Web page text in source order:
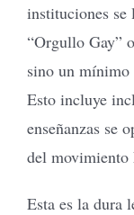
instituciones se
“Orgullo Gay”
sino un mínimo
Esto incluye
enseñanzas se
del movimiento
Esta es la dura